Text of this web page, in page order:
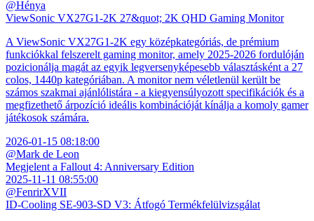
@Hénya
ViewSonic VX27G1-2K 27&quot; 2K QHD Gaming Monitor
A ViewSonic VX27G1-2K egy középkategóriás, de prémium
funkciókkal felszerelt gaming monitor, amely 2025-2026 fordulóján
pozicionálja magát az egyik legversenyképesebb választásként a 27
colos, 1440p kategóriában. A monitor nem véletlenül került be
számos szakmai ajánlólistára - a kiegyensúlyozott specifikációk és a
megfizethető árpozíció ideális kombinációját kínálja a komoly gamer
játékosok számára.
2026-01-15 08:18:00
@Mark de Leon
Megjelent a Fallout 4: Anniversary Edition
2025-11-11 08:55:00
@FenrirXVII
ID-Cooling SE-903-SD V3: Átfogó Termékfelülvizsgálat